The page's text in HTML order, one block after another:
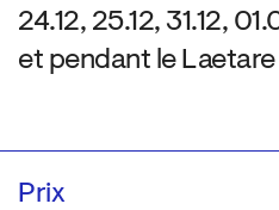
24.12, 25.12, 31.12,
et pendant le
Prix